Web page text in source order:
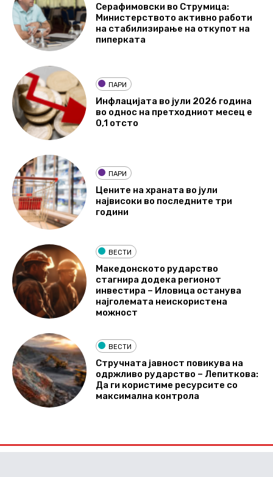
Серафимовски во Струмица:
Министерството активно работи
на стабилизирање на откупот на
пиперката
ПАРИ
Инфлацијата во јули 2026 година
во однос на претходниот месец е
0,1 отсто
ПАРИ
Цените на храната во јули
највисоки во последните три
години
ВЕСТИ
Македонското рударство
стагнира додека регионот
инвестира – Иловица останува
најголемата неискористена
можност
ВЕСТИ
Стручната јавност повикува на
одржливо рударство – Лепиткова:
Да ги користиме ресурсите со
максимална контрола